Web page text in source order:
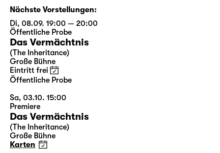
Nächste Vorstellungen:
Di, 08.09. 19:00 — 20:00
Öffentliche Probe
Das Vermächtnis
(The Inheritance)
Große Bühne
Eintritt frei
Öffentliche Probe
Sa, 03.10. 15:00
Premiere
Das Vermächtnis
(The Inheritance)
Große Bühne
Karten